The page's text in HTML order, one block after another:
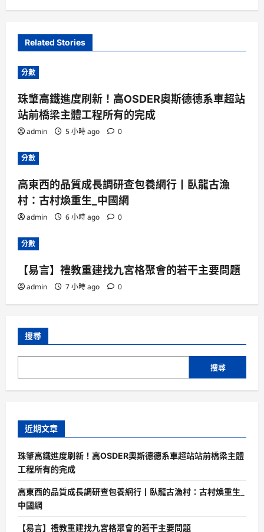
Related Stories
分數
珠肇高鐵進度刷新！高OSDER奧斯德德系車超站
站前橋梁主體工程所有的完成
admin 5 小時 ago 0
分數
高東西的品質成長調研查包養網行丨臥龍古漁
村：古村煥重生_中國網
admin 6 小時 ago 0
分數
【易言】禮教重建找九宮格聚會的若干主要問題
admin 7 小時 ago 0
搜尋
搜尋
近期文章
珠肇高鐵進度刷新！高OSDER奧斯德德系車超站站前橋梁主體
工程所有的完成
高東西的品質成長調研查包養網行丨臥龍古漁村：古村煥重生_
中國網
【易言】禮教重建找九宮格聚會的若干主要問題